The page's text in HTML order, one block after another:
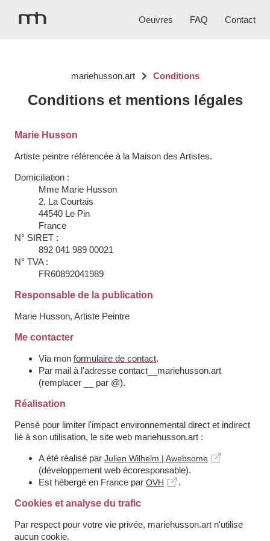
Oeuvres FAQ Contact
mariehusson.art Conditions
Conditions et mentions légales
Marie Husson
Artiste peintre référencée à la Maison des Artistes.
Domiciliation :
Mme Marie Husson
2, La Courtais
44540 Le Pin
France
N° SIRET :
892 041 989 00021
N° TVA :
FR60892041989
Responsable de la publication
Marie Husson, Artiste Peintre
Me contacter
Via mon formulaire de contact.
Par mail à l'adresse contact__mariehusson.art
(remplacer __ par @).
Réalisation
Pensé pour limiter l'impact environnemental direct et indirect
lié à son utilisation, le site web mariehusson.art :
A été réalisé par Julien Wilhelm | Awebsome
(développement web écoresponsable).
Est hébergé en France par OVH .
Cookies et analyse du trafic
Par respect pour votre vie privée, mariehusson.art n'utilise
aucun cookie.